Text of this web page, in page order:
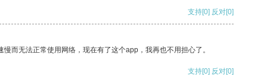
支持[0] 反对[0]
而无法正常使用网络，现在有了这个app，我再也不用担心了。
支持[0] 反对[0]